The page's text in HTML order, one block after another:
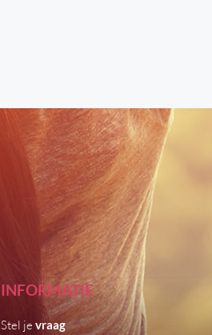
INFORMATIE
Stel je vraag